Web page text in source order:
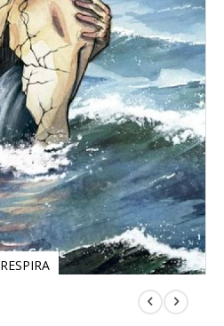
RESPIRA